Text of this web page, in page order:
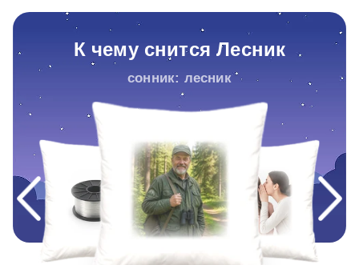
К чему снится Лесник
сонник: лесник